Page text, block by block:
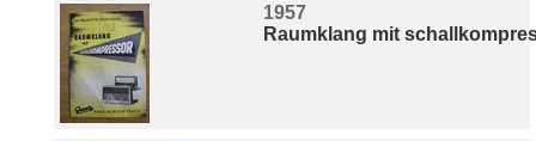
1957
Raumklang mit